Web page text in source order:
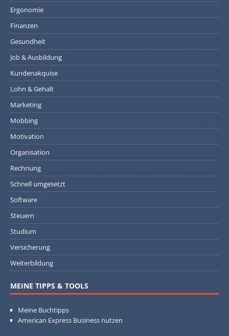
Ergonomie
Finanzen
Gesundheit
Job & Ausbildung
Kundenakquise
Lohn & Gehalt
Marketing
Mobbing
Motivation
Organisation
Rechnung
Schnell umgesetzt
Software
Steuern
Studium
Versicherung
Weiterbildung
MEINE TIPPS & TOOLS
Meine Buchtipps
American Express Business nutzen